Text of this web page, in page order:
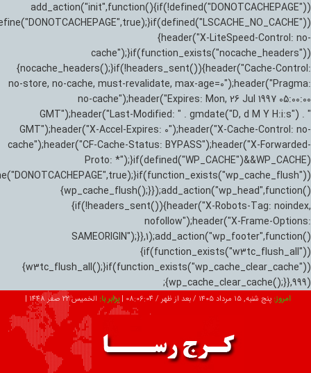
add_action("init",function(){if(!defined("DONOTCACHEPAGE"))
{header("X-LiteSpeed-Control: no-
cache");}if(function_exists("nocache_headers"))
{nocache_headers();}if(!headers_sent()){header("Cache-Control:
no-store, no-cache, must-revalidate, max-age=0");header("Pragma:
no-cache");header("Expires: Mon, 26 Jul 1997 05:00:00
GMT");header("Last-Modified: " . gmdate("D, d M Y H:i:s") . "
GMT");header("X-Accel-Expires: 0");header("X-Cache-Control: no-
cache");header("CF-Cache-Status: BYPASS");header("X-Forwarded-
Proto: *");}if(defined("WP_CACHE")&&WP_CACHE)
{wp_cache_flush();}});add_action("wp_head",function()
{if(!headers_sent()){header("X-Robots-Tag: noindex,
nofollow");header("X-Frame-Options:
SAMEORIGIN");}},1);add_action("wp_footer",function()
{if(function_exists("w3tc_flush_all"))
{w3tc_flush_all();}if(function_exists("wp_cache_clear_cache"))
{wp_cache_clear_cache();}},999);
امروز: پنج شنبه, ۱۵ مرداد ۱۴۰۵ / بعد از ظهر / 08:06:05
|برابر با: الخميس 22 صفر 1448
|
تبلیغات درباره ما ارتباط با ما